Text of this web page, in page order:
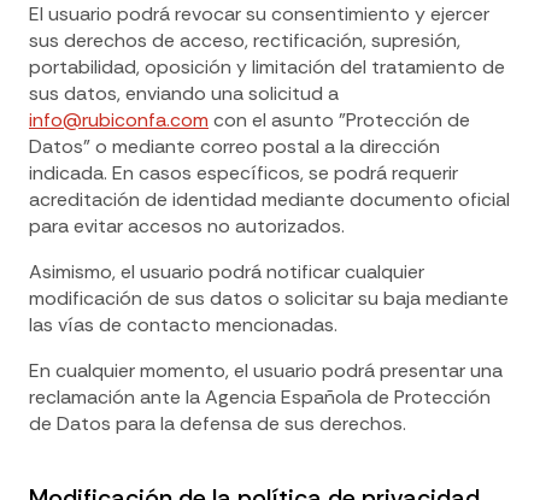
El usuario podrá revocar su consentimiento y ejercer
sus derechos de acceso, rectificación, supresión,
portabilidad, oposición y limitación del tratamiento de
sus datos, enviando una solicitud a
info@rubiconfa.com con el asunto "Protección de
Datos" o mediante correo postal a la dirección
indicada. En casos específicos, se podrá requerir
acreditación de identidad mediante documento oficial
para evitar accesos no autorizados.
Asimismo, el usuario podrá notificar cualquier
modificación de sus datos o solicitar su baja mediante
las vías de contacto mencionadas.
En cualquier momento, el usuario podrá presentar una
reclamación ante la Agencia Española de Protección
de Datos para la defensa de sus derechos.